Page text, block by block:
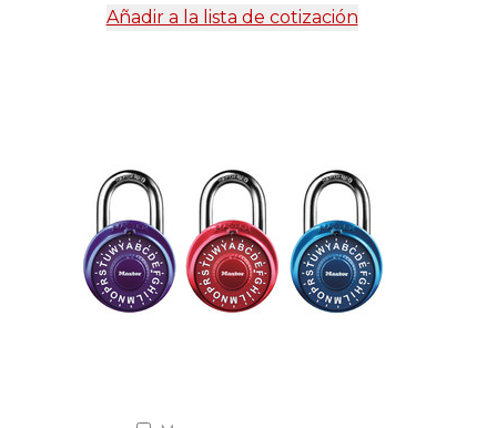
Añadir a la lista de cotización